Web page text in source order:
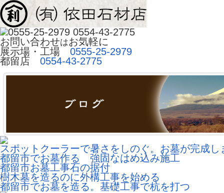
お問い合わせはお気軽に
展示場・工場  0555-25-2979
都留店 0554-43-2775
スポットクーラーで暑さをしのぐ。お墓が完成し
都留市でお墓作る 強固なはめ込み施工
都留市お墓工事石の据付
樹木墓を造るのに外構工事を始める
都留市でお墓を造る。基礎工事で杭を打つ